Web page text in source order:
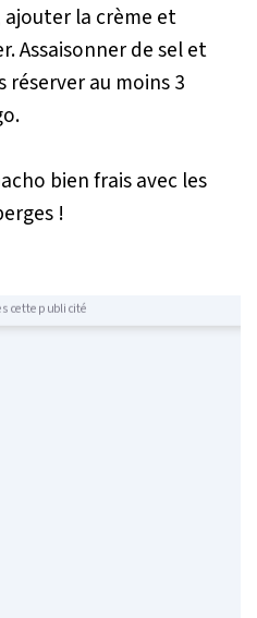
la crème et
Assaisonner de sel et
réserver au moins 3
bien frais avec les
!
cette publicité